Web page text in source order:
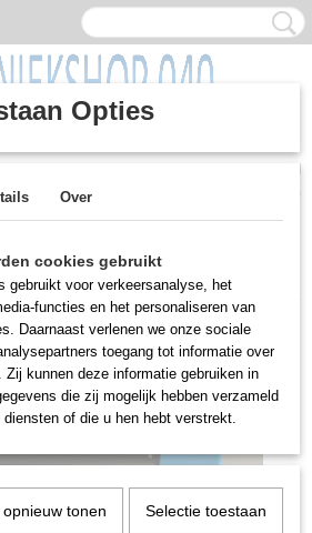
>Karren / wagens
Huvema, BL266-7
Opties
Over
cookies gebruikt
gebruikt voor verkeersanalyse, het
functies en het personaliseren van
Daarnaast verlenen we onze sociale
toegang tot informatie over
Zij kunnen deze informatie gebruiken in
die zij mogelijk hebben verzameld
of die u hen hebt verstrekt.
opnieuw tonen Selectie toestaan